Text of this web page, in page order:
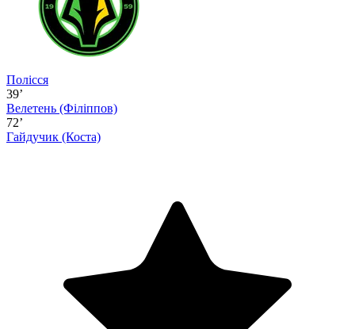
Полісся
39’
Велетень (Філіппов)
72’
Гайдучик (Коста)